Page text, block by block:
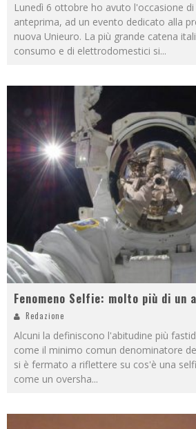
Lunedì 6 ottobre ho avuto l'occasione
anteprima, ad un evento dedicato alla
nuova Unieuro. La più grande catena
consumo e di elettrodomestici si...
Fenomeno Selfie: molto più di un
Redazione
Alcuni la definiscono l'abitudine più
come il minimo comun denominatore
si è fermato a riflettere su cos'è una
come un oversha...